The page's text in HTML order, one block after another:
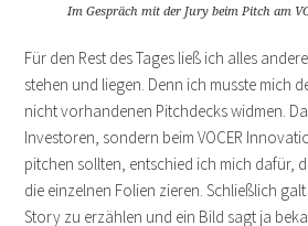
Im Gespräch mit der Jury beim Pitch am
Für den Rest des Tages ließ ich alles
stehen und liegen. Denn ich musste mich
nicht vorhandenen Pitchdecks widmen.
Investoren, sondern beim VOCER
pitchen sollten, entschied ich mich dafür,
die einzelnen Folien zieren. Schließlich
Story zu erzählen und ein Bild sagt ja